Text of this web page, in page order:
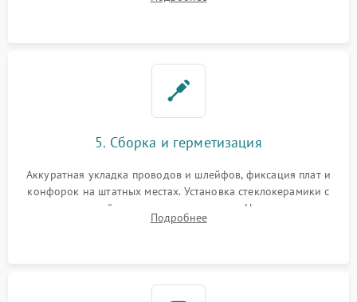
дорожек. Очистка контактов и замена поврежденной
5. Сборка и герметизация
Аккуратная укладка проводов и шлейфов, фиксация плат и
конфорок на штатных местах. Установка стеклокерамики с
проверкой равномерности зазоров. Нанесение
термостойкого герметика или укладка уплотнительной
Подробнее